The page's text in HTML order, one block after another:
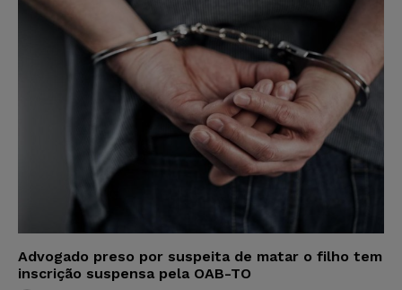
Advogado preso por suspeita de matar o filho tem
inscrição suspensa pela OAB-TO